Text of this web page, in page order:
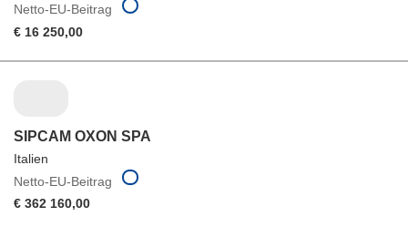
Netto-EU-Beitrag
€ 16 250,00
SIPCAM OXON SPA
Italien
Netto-EU-Beitrag
€ 362 160,00